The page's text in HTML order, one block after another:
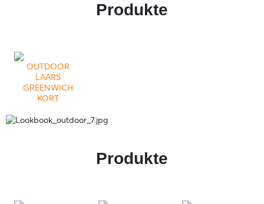
Produkte
OUTDOOR
LAARS
GREENWICH
KORT
Produkte